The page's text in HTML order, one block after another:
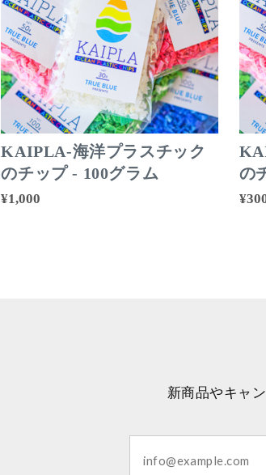
KAIPLA-海洋プラスチック
のチップ - 100グラム
¥1,000
の
新商品やキャ